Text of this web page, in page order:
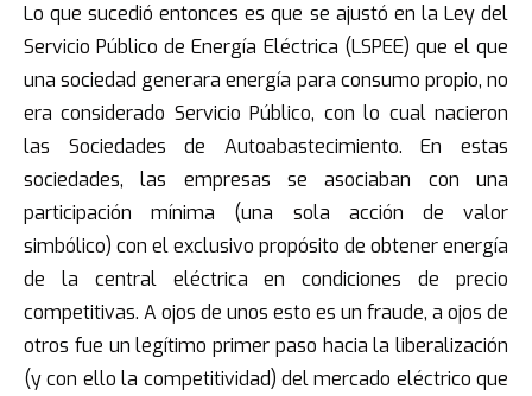
Lo que sucedió entonces es que se ajustó en la Ley del
Servicio Público de Energía Eléctrica (LSPEE) que el que
una sociedad generara energía para consumo propio, no
era considerado Servicio Público, con lo cual nacieron
las Sociedades de Autoabastecimiento. En estas
sociedades, las empresas se asociaban con una
participación mínima (una sola acción de valor
simbólico) con el exclusivo propósito de obtener energía
de la central eléctrica en condiciones de precio
competitivas. A ojos de unos esto es un fraude, a ojos de
otros fue un legítimo primer paso hacia la liberalización
(y con ello la competitividad) del mercado eléctrico que